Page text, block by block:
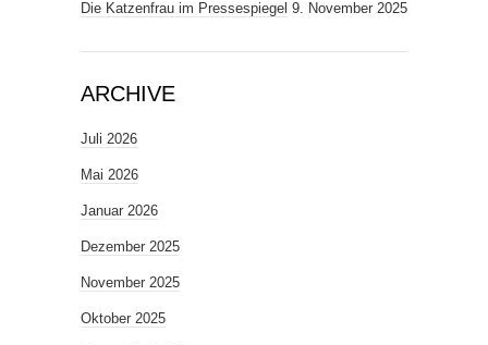
Die Katzenfrau im Pressespiegel 9. November 2025
ARCHIVE
Juli 2026
Mai 2026
Januar 2026
Dezember 2025
November 2025
Oktober 2025